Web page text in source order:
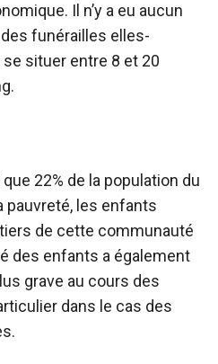
Il n’y a eu aucun
funérailles elles-
situer entre 8 et 20
22% de la population du
pauvreté, les enfants
de cette communauté
des enfants a également
grave au cours des
dans le cas des